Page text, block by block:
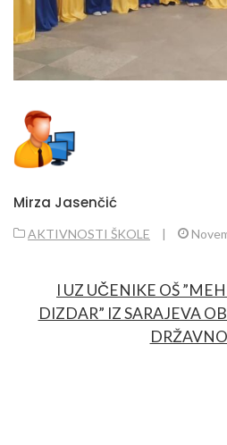
Mirza Jasenčić
AKTIVNOSTI ŠKOLE |
I UZ UČENIKE OŠ
DIZDAR” IZ SARAJEVA